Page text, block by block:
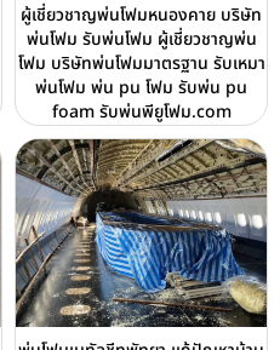
ผู้เชี่ยวชาญพ่นโฟมหนองคาย บริษัท
พ่นโฟม รับพ่นโฟม ผู้เชี่ยวชาญพ่น
โฟม บริษัทพ่นโฟมมาตรฐาน รับเหมา
พ่นโฟม พ่น pu โฟม รับพ่น pu
foam รับพ่นพียูโฟม.com